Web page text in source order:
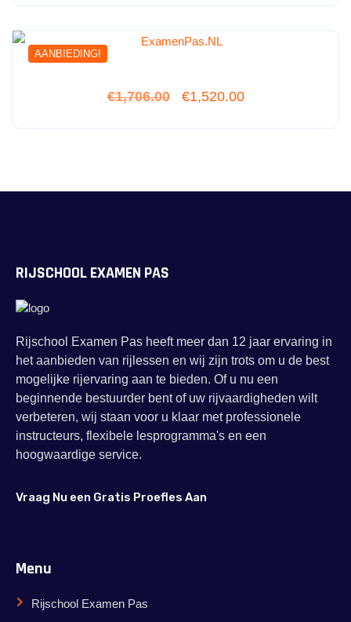
AANBIEDING!
uit 5
€1,706.00 €1,520.00
RIJSCHOOL EXAMEN PAS
Rijschool Examen Pas heeft meer dan 12 jaar ervaring in
het aanbieden van rijlessen en wij zijn trots om u de best
mogelijke rijervaring aan te bieden. Of u nu een
beginnende bestuurder bent of uw rijvaardigheden wilt
verbeteren, wij staan voor u klaar met professionele
instructeurs, flexibele lesprogramma's en een
hoogwaardige service.
Vraag Nu een Gratis Proefles Aan
Menu
Rijschool Examen Pas